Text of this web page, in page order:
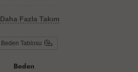
Daha Fazla Takım
Beden Tablosu
Beden